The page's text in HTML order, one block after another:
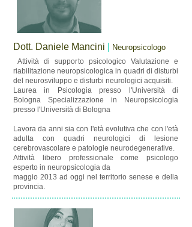
Dott. Daniele Mancini Neuropsicologo
​ Attività di supporto psicologico Valutazione e
riabilitazione neuropsicologica in quadri di disturbi
del neurosviluppo e disturbi neurologici acquisiti.
Laurea in Psicologia presso l'Università di
Bologna Specializzazione in Neuropsicologia
presso l'Università di Bologna
Lavora da anni sia con l'età evolutiva che con l'età
adulta con quadri neurologici di lesione
cerebrovascolare e patologie neurodegenerative.
Attività libero professionale come psicologo
esperto in neuropsicologia da
maggio 2013 ad oggi nel territorio senese e della
provincia.